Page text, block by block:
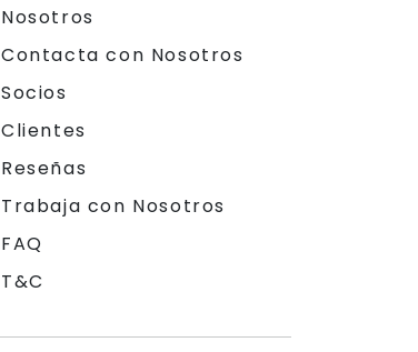
Nosotros
Contacta con Nosotros
Socios
Clientes
Reseñas
Trabaja con Nosotros
FAQ
T&C